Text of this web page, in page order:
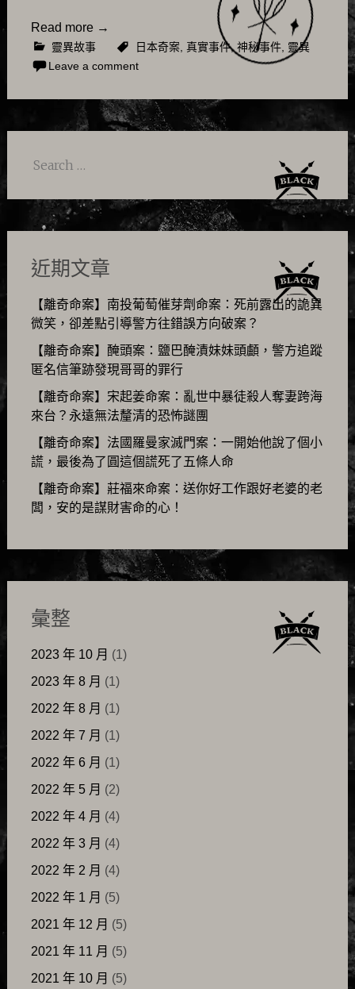
Read more →
靈異故事 日本奇案, 真實事件,神秘事件, 靈異
Leave a comment
Search
近期文章
【離奇命案】南投葡萄催芽劑命案：死前露出的詭異
微笑，卻差點引導警方往錯誤方向破案？
【離奇命案】醃頭案：鹽巴醃漬妹妹頭顱，警方追蹤
匿名信筆跡發現哥哥的罪行
【離奇命案】宋起姜命案：亂世中暴徒殺人奪妻跨海
來台？永遠無法釐清的恐怖謎團
【離奇命案】法國羅曼家滅門案：一開始他說了個小
謊，最後為了圓這個謊死了五條人命
【離奇命案】莊福來命案：送你好工作跟好老婆的老
闆，安的是謀財害命的心！
彙整
2023 年 10 月 (1)
2023 年 8 月 (1)
2022 年 8 月 (1)
2022 年 7 月 (1)
2022 年 6 月 (1)
2022 年 5 月 (2)
2022 年 4 月 (4)
2022 年 3 月 (4)
2022 年 2 月 (4)
2022 年 1 月 (5)
2021 年 12 月 (5)
2021 年 11 月 (5)
2021 年 10 月 (5)